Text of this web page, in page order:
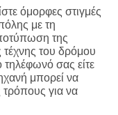
όμορφες στιγμές
με τη
της
τέχνης του δρόμου
τηλέφωνό σας είτε
μπορεί να
τρόπους για να